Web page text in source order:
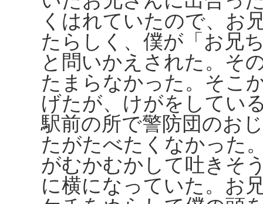
くはれていたので、お
たらしく、僕が「お兄
と問いかえされた。そ
たまらなかった。そこ
げたが、けがをしてい
駅前の所で警防団のお
たがたべたくなかった
がむかむかして吐きそ
に横になっていた。お